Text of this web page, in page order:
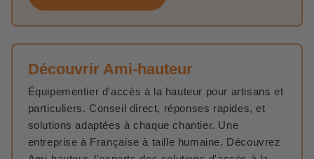
Découvrir Ami-hauteur
Équipementier d'accès à la hauteur pour artisans et
particuliers. Conseil direct, réponses rapides, et
solutions adaptées à chaque chantier. Une
entreprise à Française à taille humaine. Découvrez